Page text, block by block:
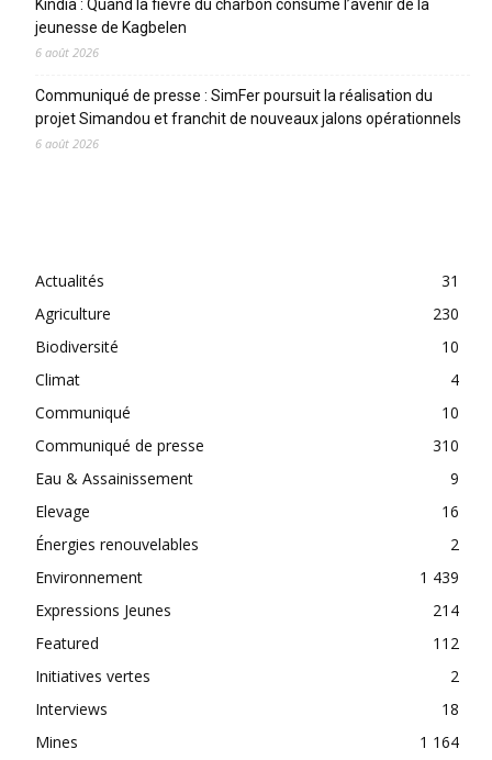
Kindia : Quand la fièvre du charbon consume l’avenir de la
jeunesse de Kagbelen
6 août 2026
Communiqué de presse : SimFer poursuit la réalisation du
projet Simandou et franchit de nouveaux jalons opérationnels
6 août 2026
Actualités
31
Agriculture
230
Biodiversité
10
Climat
4
Communiqué
10
Communiqué de presse
310
Eau & Assainissement
9
Elevage
16
Énergies renouvelables
2
Environnement
1 439
Expressions Jeunes
214
Featured
112
Initiatives vertes
2
Interviews
18
Mines
1 164